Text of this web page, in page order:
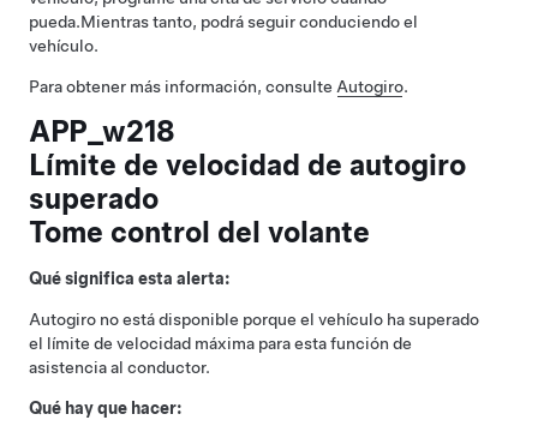
pueda.Mientras tanto, podrá seguir conduciendo el
vehículo.
Para obtener más información, consulte Autogiro.
APP_w218
Límite de velocidad de autogiro
superado
Tome control del volante
Qué significa esta alerta:
Autogiro no está disponible porque el vehículo ha superado
el límite de velocidad máxima para esta función de
asistencia al conductor.
Qué hay que hacer: